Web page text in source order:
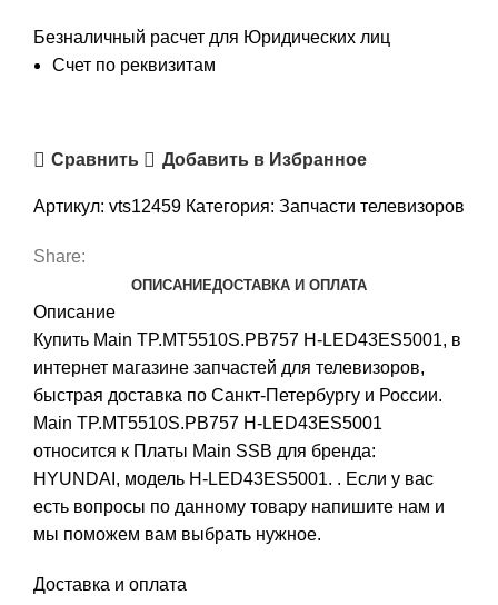
Безналичный расчет для Юридических лиц
Счет по реквизитам
Сравнить Добавить в Избранное
Артикул: vts12459 Категория: Запчасти телевизоров
Share:
ОПИСАНИЕДОСТАВКА И ОПЛАТА
Описание
Купить Main TP.MT5510S.PB757 H-LED43ES5001, в
интернет магазине запчастей для телевизоров,
быстрая доставка по Санкт-Петербургу и России.
Main TP.MT5510S.PB757 H-LED43ES5001
относится к Платы Main SSB для бренда:
HYUNDAI, модель H-LED43ES5001. . Если у вас
есть вопросы по данному товару напишите нам и
мы поможем вам выбрать нужное.
Доставка и оплата